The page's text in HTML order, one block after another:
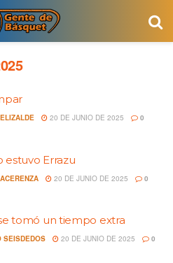
20 DE JUNIO DE 2025 0
estuvo Errazu
20 DE JUNIO DE 2025 0
tomó un tiempo extra
SEISDEDOS 20 DE JUNIO DE 2025 0